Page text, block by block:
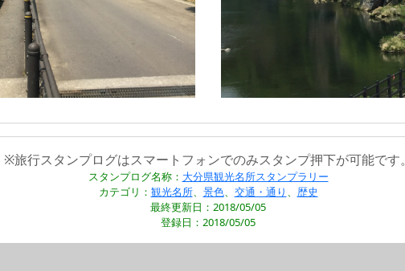
※旅行スタンプログはスマートフォンでのみスタンプ押下が可能です。
スタンプログ名称： 大分県観光名所スタンプラリー
カテゴリ： 観光名所、 景色、 交通・通り 、 歴史
最終更新日：2018/05/05
登録日：2018/05/05